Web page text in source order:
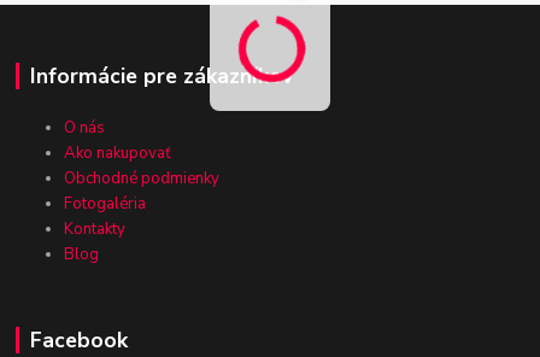
Informácie pre zákazníkov
O nás
Ako nakupovať
Obchodné podmienky
Fotogaléria
Kontakty
Blog
Facebook